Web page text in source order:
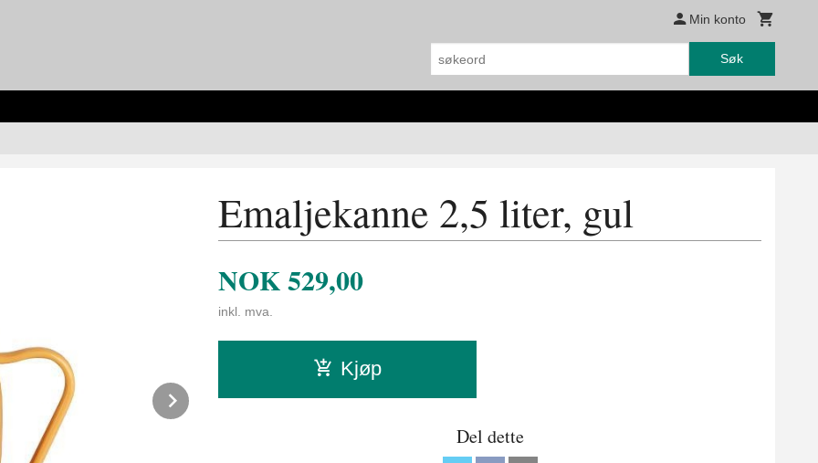
Min konto
Søk
Next
Emaljekanne 2,5 liter, gul
NOK529,00
inkl. mva.
Kjøp
Del dette